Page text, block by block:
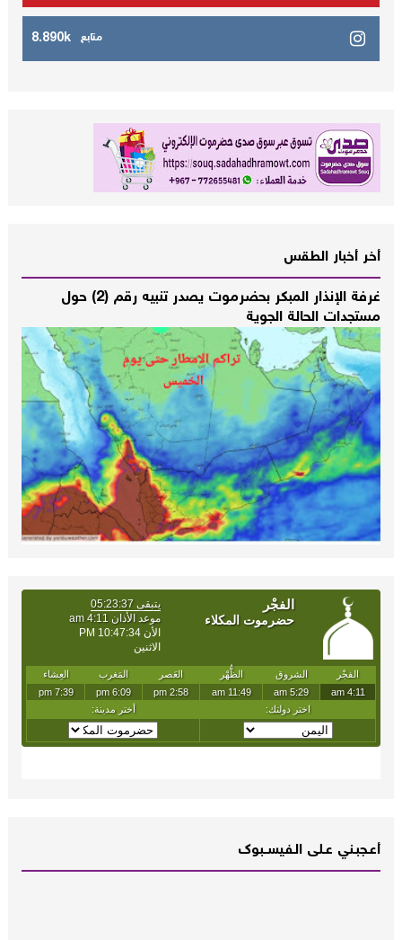
8.890k متابع
أخر أخبار الطقس
غرفة الإنذار المبكر بحضرموت يصدر تنبيه رقم (2) حول
مستجدات الحالة الجوية
أعـــجبــني عـــلى الــفــيســــبوك